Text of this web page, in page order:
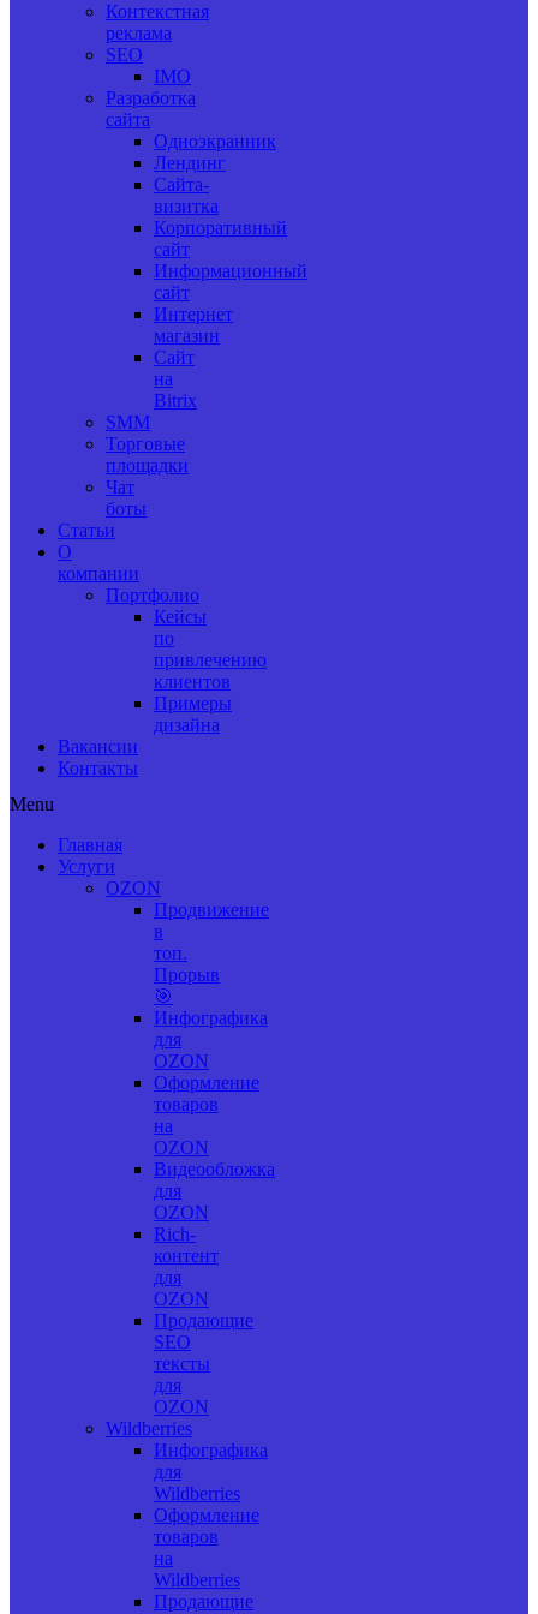
Контекстная
реклама
SEO
IMO
Разработка
сайта
Одноэкранник
Лендинг
Сайта-
визитка
Корпоративный
сайт
Информационный
сайт
Интернет
магазин
Сайт
на
Bitrix
SMM
Торговые
площадки
Чат
боты
Статьи
О
компании
Портфолио
Кейсы
по
привлечению
клиентов
Примеры
дизайна
Вакансии
Контакты
Menu
Главная
Услуги
OZON
Продвижение
в
топ.
Прорыв
🎯
Инфографика
для
OZON
Оформление
товаров
на
OZON
Видеообложка
для
OZON
Rich-
контент
для
OZON
Продающие
SEO
тексты
для
OZON
Wildberries
Инфографика
для
Wildberries
Оформление
товаров
на
Wildberries
Продающие